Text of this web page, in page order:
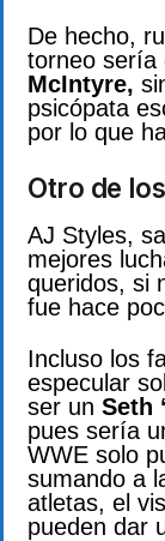
De hecho,
torneo sería
McIntyre,
psicópata
por lo que
Otro de
AJ Styles,
mejores
queridos, si
fue hace
Incluso los
especular
ser un Seth
pues sería
WWE solo
sumando a
atletas, el
pueden dar